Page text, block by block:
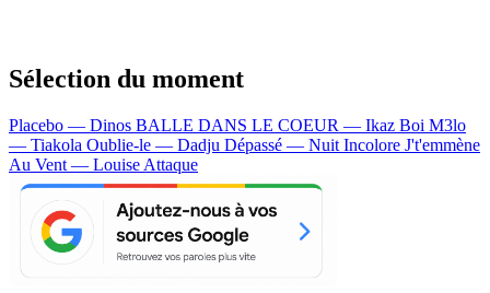
Sélection du moment
Placebo — Dinos BALLE DANS LE COEUR — Ikaz Boi M3lo
— Tiakola Oublie-le — Dadju Dépassé — Nuit Incolore J't'emmène
Au Vent — Louise Attaque